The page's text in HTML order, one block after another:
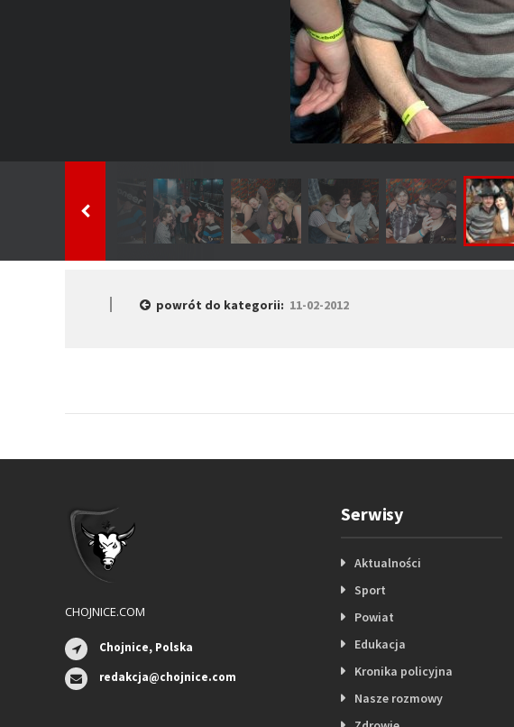
powrót do kategorii: 11-02-2012
CHOJNICE.COM
Chojnice, Polska
redakcja@chojnice.com
Serwisy
Aktualności
Sport
Powiat
Edukacja
Kronika policyjna
Nasze rozmowy